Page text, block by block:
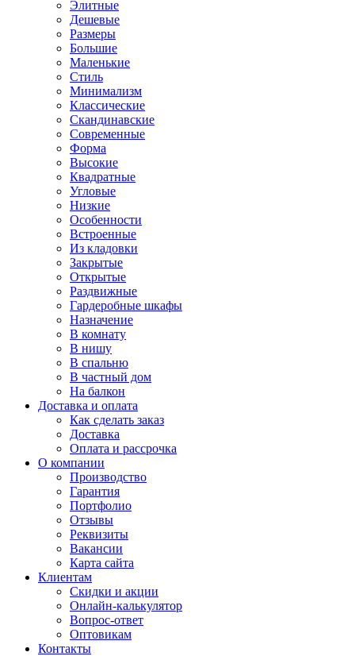
Элитные
Дешевые
Размеры
Большие
Маленькие
Стиль
Минимализм
Классические
Скандинавские
Современные
Форма
Высокие
Квадратные
Угловые
Низкие
Особенности
Встроенные
Из кладовки
Закрытые
Открытые
Раздвижные
Гардеробные шкафы
Назначение
В комнату
В нишу
В спальню
В частный дом
На балкон
Доставка и оплата
Как сделать заказ
Доставка
Оплата и рассрочка
О компании
Производство
Гарантия
Портфолио
Отзывы
Реквизиты
Вакансии
Карта сайта
Клиентам
Скидки и акции
Онлайн-калькулятор
Вопрос-ответ
Оптовикам
Контакты